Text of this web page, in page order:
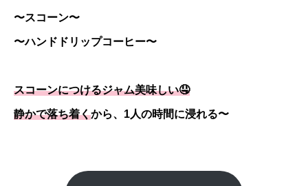
〜スコーン〜
〜ハンドドリップコーヒー〜
スコーンにつけるジャム美味しい🤤
静かで落ち着くから、1人の時間に浸れる〜